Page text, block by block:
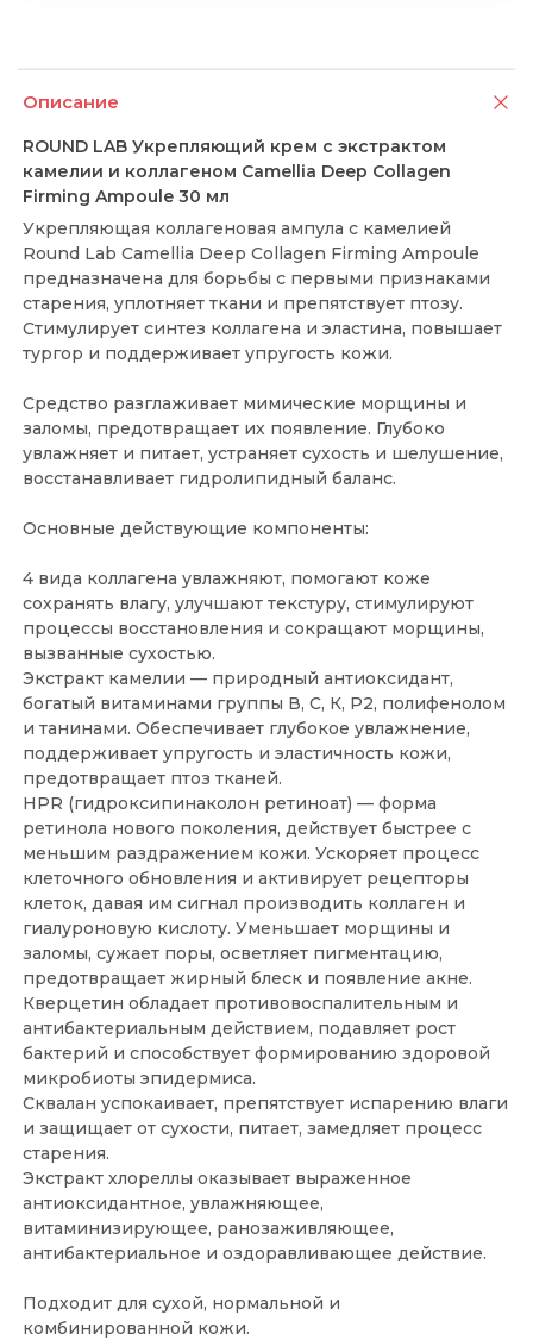
Описание
ROUND LAB Укрепляющий крем с экстрактом
камелии и коллагеном Camellia Deep Collagen
Firming Ampoule 30 мл
Укрепляющая коллагеновая ампула с камелией
Round Lab Camellia Deep Collagen Firming Ampoule
предназначена для борьбы с первыми признаками
старения, уплотняет ткани и препятствует птозу.
Стимулирует синтез коллагена и эластина, повышает
тургор и поддерживает упругость кожи.
Средство разглаживает мимические морщины и
заломы, предотвращает их появление. Глубоко
увлажняет и питает, устраняет сухость и шелушение,
восстанавливает гидролипидный баланс.
Основные действующие компоненты:
4 вида коллагена увлажняют, помогают коже
сохранять влагу, улучшают текстуру, стимулируют
процессы восстановления и сокращают морщины,
вызванные сухостью.
Экстракт камелии — природный антиоксидант,
богатый витаминами группы В, С, К, P2, полифенолом
и танинами. Обеспечивает глубокое увлажнение,
поддерживает упругость и эластичность кожи,
предотвращает птоз тканей.
HPR (гидроксипинаколон ретиноат) — форма
ретинола нового поколения, действует быстрее с
меньшим раздражением кожи. Ускоряет процесс
клеточного обновления и активирует рецепторы
клеток, давая им сигнал производить коллаген и
гиалуроновую кислоту. Уменьшает морщины и
заломы, сужает поры, осветляет пигментацию,
предотвращает жирный блеск и появление акне.
Кверцетин обладает противовоспалительным и
антибактериальным действием, подавляет рост
бактерий и способствует формированию здоровой
микробиоты эпидермиса.
Сквалан успокаивает, препятствует испарению влаги
и защищает от сухости, питает, замедляет процесс
старения.
Экстракт хлореллы оказывает выраженное
антиоксидантное, увлажняющее,
витаминизирующее, ранозаживляющее,
антибактериальное и оздоравливающее действие.
Подходит для сухой, нормальной и
комбинированной кожи.